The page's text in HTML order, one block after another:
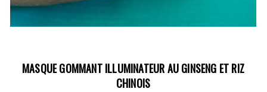
MASQUE GOMMANT ILLUMINATEUR AU GINSENG ET RIZ
CHINOIS